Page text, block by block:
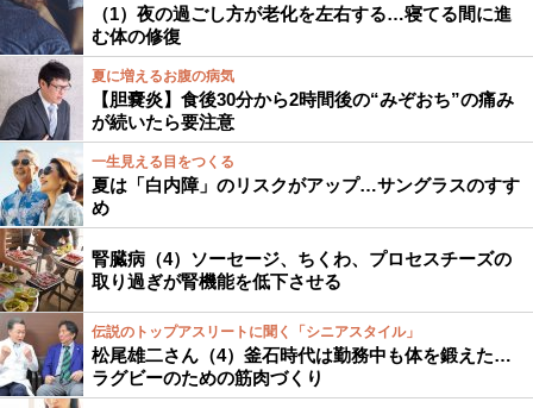
（1）夜の過ごし方が老化を左右する…寝てる間に進
む体の修復
夏に増えるお腹の病気
【胆嚢炎】食後30分から2時間後の“みぞおち”の痛み
が続いたら要注意
一生見える目をつくる
夏は「白内障」のリスクがアップ…サングラスのすす
め
腎臓病（4）ソーセージ、ちくわ、プロセスチーズの
取り過ぎが腎機能を低下させる
伝説のトップアスリートに聞く「シニアスタイル」
松尾雄二さん（4）釜石時代は勤務中も体を鍛えた…
ラグビーのための筋肉づくり